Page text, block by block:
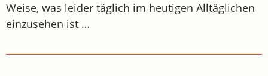
Weise, was leider täglich im heutigen Alltäglichen
einzusehen ist …